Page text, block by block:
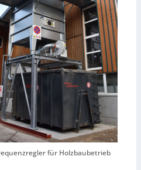
für Holzbaubetrieb